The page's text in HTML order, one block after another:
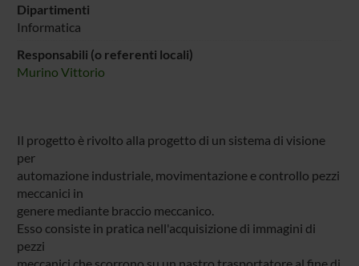
Dipartimenti
Informatica
Responsabili (o referenti locali)
Murino Vittorio
Il progetto è rivolto alla progetto di un sistema di visione
per
automazione industriale, movimentazione e controllo pezzi
meccanici in
genere mediante braccio meccanico.
Esso consiste in pratica nell'acquisizione di immagini di
pezzi